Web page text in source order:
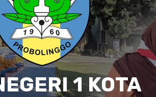
1 KOTA